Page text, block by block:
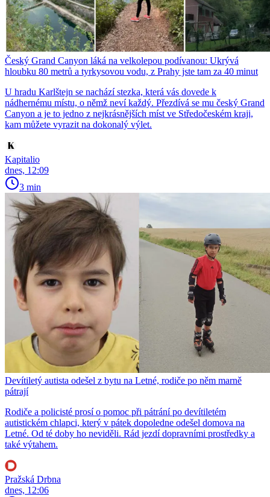
Český Grand Canyon láká na velkolepou podívanou: Ukrývá
hloubku 80 metrů a tyrkysovou vodu, z Prahy jste tam za 40 minut
U hradu Karlštejn se nachází stezka, která vás dovede k
nádhernému místu, o němž neví každý. Přezdívá se mu český Grand
Canyon a je to jedno z nejkrásnějších míst ve Středočeském kraji,
kam můžete vyrazit na dokonalý výlet.
Kapitalio
dnes, 12:09
3 min
Devítiletý autista odešel z bytu na Letné, rodiče po něm marně
pátrají
Rodiče a policisté prosí o pomoc při pátrání po devítiletém
autistickém chlapci, který v pátek dopoledne odešel domova na
Letné. Od té doby ho neviděli. Rád jezdí dopravními prostředky a
také výtahem.
Pražská Drbna
dnes, 12:06